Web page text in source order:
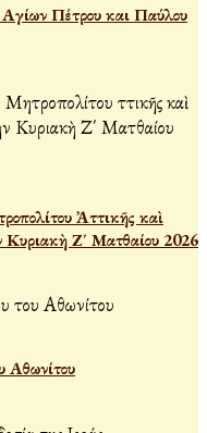
Πέτρου και Παύλου
Ἀττικῆς καὶ
Κυριακὴ Ζ΄ Ματθαίου 2026
Αθωνίτου